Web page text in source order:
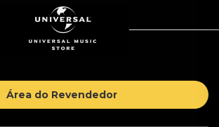
Área do Revendedor